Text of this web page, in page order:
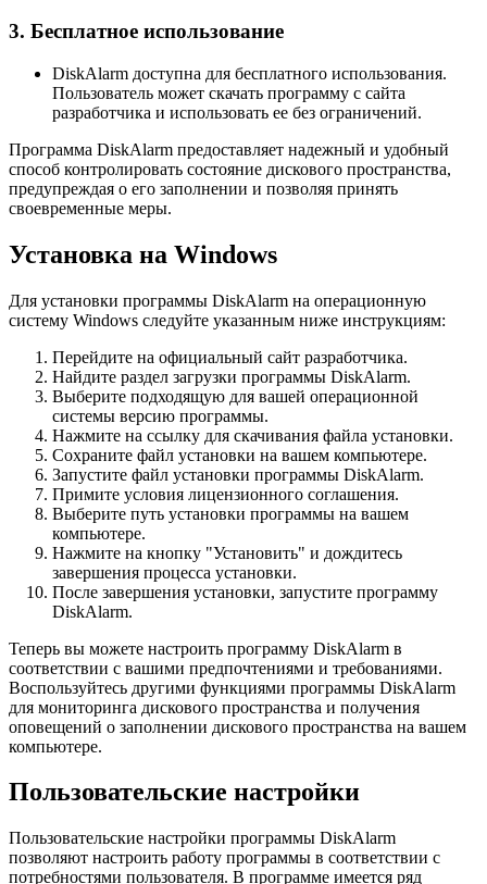
3. Бесплатное использование
DiskAlarm доступна для бесплатного использования.
Пользователь может скачать программу с сайта
разработчика и использовать ее без ограничений.
Программа DiskAlarm предоставляет надежный и удобный
способ контролировать состояние дискового пространства,
предупреждая о его заполнении и позволяя принять
своевременные меры.
Установка на Windows
Для установки программы DiskAlarm на операционную
систему Windows следуйте указанным ниже инструкциям:
Перейдите на официальный сайт разработчика.
Найдите раздел загрузки программы DiskAlarm.
Выберите подходящую для вашей операционной
системы версию программы.
Нажмите на ссылку для скачивания файла установки.
Сохраните файл установки на вашем компьютере.
Запустите файл установки программы DiskAlarm.
Примите условия лицензионного соглашения.
Выберите путь установки программы на вашем
компьютере.
Нажмите на кнопку "Установить" и дождитесь
завершения процесса установки.
После завершения установки, запустите программу
DiskAlarm.
Теперь вы можете настроить программу DiskAlarm в
соответствии с вашими предпочтениями и требованиями.
Воспользуйтесь другими функциями программы DiskAlarm
для мониторинга дискового пространства и получения
оповещений о заполнении дискового пространства на вашем
компьютере.
Пользовательские настройки
Пользовательские настройки программы DiskAlarm
позволяют настроить работу программы в соответствии с
потребностями пользователя. В программе имеется ряд